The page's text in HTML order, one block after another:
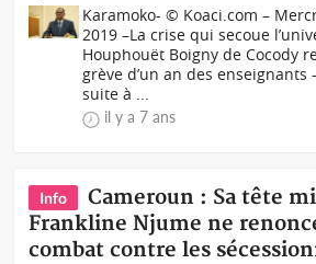
Karamoko- © Koaci.com –
2019 –La crise qui secoue
Houphouët Boigny de Cocody
grève d’un an des enseignants
suite à ...
il y a 7 ans
Info
Cameroun : Sa tête
Frankline Njume ne
combat contre les